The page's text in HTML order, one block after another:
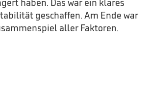
haben. Das war ein klares
geschaffen. Am Ende war
aller Faktoren.